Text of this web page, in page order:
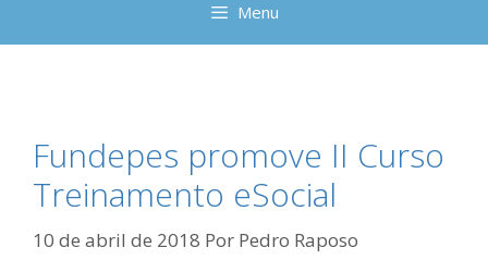
Menu
Fundepes promove II Curso
Treinamento eSocial
10 de abril de 2018 Por Pedro Raposo